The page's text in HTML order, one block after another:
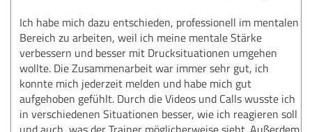
Ich habe mich dazu entschieden, professionell im mentalen
Bereich zu arbeiten, weil ich meine mentale Stärke
verbessern und besser mit Drucksituationen umgehen
wollte. Die Zusammenarbeit war immer sehr gut, ich
konnte mich jederzeit melden und habe mich gut
aufgehoben gefühlt. Durch die Videos und Calls wusste ich
in verschiedenen Situationen besser, wie ich reagieren soll